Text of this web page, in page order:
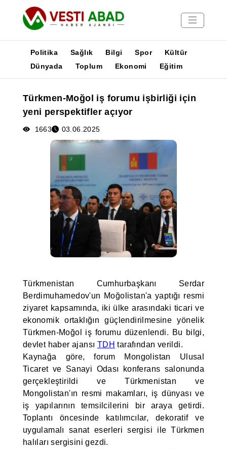
Yayınlar
Medya
Poster
Politika Sağlık Bilgi Spor
Kültür
Dünyada
Toplum Ekonomi Eğitim
Türkmen-Moğol iş forumu işbirliği için
yeni perspektifler açıyor
1663 03.06.2025
Türkmenistan Cumhurbaşkanı Serdar
Berdimuhamedov'un Moğolistan'a yaptığı resmi
ziyaret kapsamında, iki ülke arasındaki ticari ve
ekonomik ortaklığın güçlendirilmesine yönelik
Türkmen-Moğol iş forumu düzenlendi. Bu bilgi,
devlet haber ajansı TDH tarafından verildi.
Kaynağa göre, forum Mongolistan Ulusal
Ticaret ve Sanayi Odası konferans salonunda
gerçekleştirildi ve Türkmenistan ve
Mongolistan'ın resmi makamları, iş dünyası ve
iş yapılarının temsilcilerini bir araya getirdi.
Toplantı öncesinde katılımcılar, dekoratif ve
uygulamalı sanat eserleri sergisi ile Türkmen
halıları sergisini gezdi.